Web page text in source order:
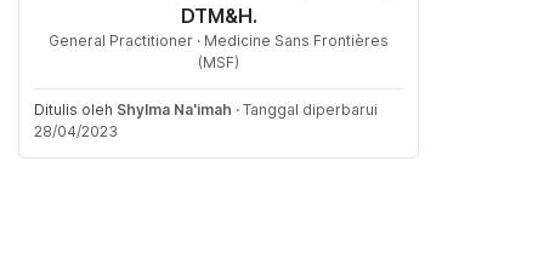
DTM&H.
General Practitioner · Medicine Sans Frontières
(MSF)
Ditulis oleh Shylma Na'imah · Tanggal diperbarui
28/04/2023